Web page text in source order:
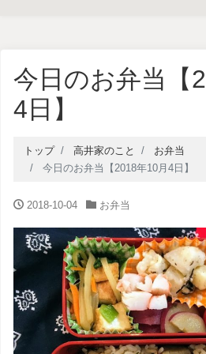
今日のお弁当【
4日】
トップ 高井家のこと
お弁当
今日のお弁当【2018年10月4日】
2018-10-04 お弁当